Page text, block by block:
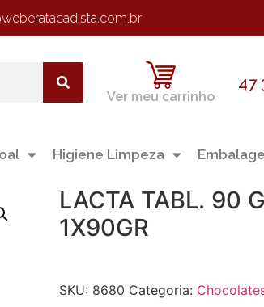
Ver meu carrinho
47
Higiene Limpeza
LACTA TABL. 90
1X90GR
SKU: 8680 Categoria: